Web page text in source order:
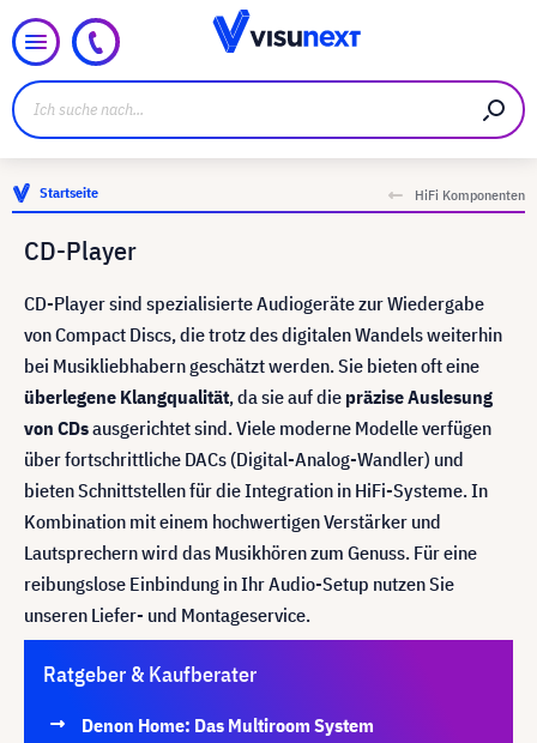
Startseite HiFi Komponenten
CD-Player
CD-Player sind spezialisierte Audiogeräte zur Wiedergabe
von Compact Discs, die trotz des digitalen Wandels weiterhin
bei Musikliebhabern geschätzt werden. Sie bieten oft eine
überlegene Klangqualität, da sie auf die präzise Auslesung
von CDsausgerichtet sind. Viele moderne Modelle verfügen
über fortschrittliche DACs (Digital-Analog-Wandler) und
bieten Schnittstellen für die Integration in HiFi-Systeme. In
Kombination mit einem hochwertigen Verstärker und
Lautsprechern wird das Musikhören zum Genuss. Für eine
reibungslose Einbindung in Ihr Audio-Setup nutzen Sie
unseren Liefer- und Montageservice.
Ratgeber & Kaufberater
Denon Home: Das Multiroom System